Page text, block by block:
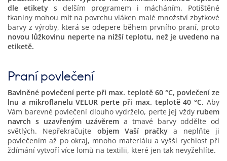
dle etikety s delším programem i mácháním. Potištěné
tkaniny mohou mít na povrchu vláken malé množství zbytkové
barvy z výroby, která se odepere během prvního praní, proto
novou lůžkovinu neperte na nižší teplotu, než je uvedeno na
etiketě.
Praní povlečení
Bavlněné povlečení perte při max. teplotě 60 °C, povlečení ze
lnu a mikroflanelu VELUR perte při max. teplotě 40 °C. Aby
Vám barevné povlečení dlouho vydrželo, perte jej vždy rubem
navrch s uzavřeným uzávěrem a tmavé barvy oddělte od
světlých. Nepřekračujte objem Vaší pračky a neplňte ji
povlečením až po okraj, mnoho materiálu a vyšší rychlost při
ždímání vytvoří více lomů na textilii, které jen tak nevyžehlíte.